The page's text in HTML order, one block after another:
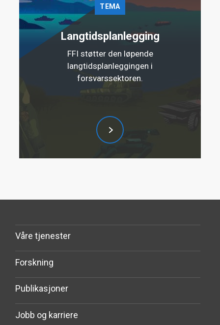
TEMA
Langtidsplanlegging
FFI støtter den løpende
langtidsplanleggingen i
forsvarssektoren.
Våre tjenester
Forskning
Publikasjoner
Jobb og karriere